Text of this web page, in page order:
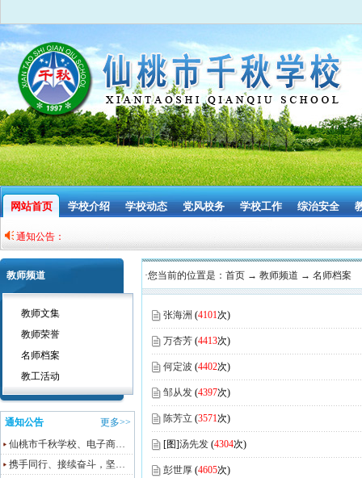
网站首页 学校介绍 学校动态 党风校务 学校工作 综治安全
通知公告：
教师频道
教师文集
教师荣誉
名师档案
教工活动
通知公告
更多>>
仙桃市千秋学校、电子商…
携手同行、接续奋斗，坚…
·您当前的位置是： 首页 → 教师频道 → 名师档案
张海洲 (4101次)
万杏芳 (4413次)
何定波 (4402次)
邹从发 (4397次)
陈芳立 (3571次)
[图]汤先发 (4304次)
彭世厚 (4605次)